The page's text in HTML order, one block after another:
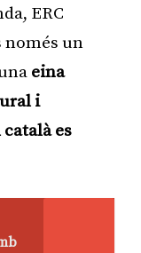
ERC
només un
eina
i
català es